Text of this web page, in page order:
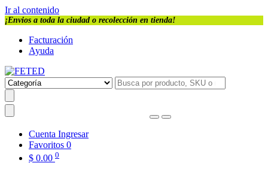
Ir al contenido
¡Envios a toda la ciudad o recolección en tienda!
Facturación
Ayuda
Cuenta Ingresar
Favoritos 0
$ 0.00 0